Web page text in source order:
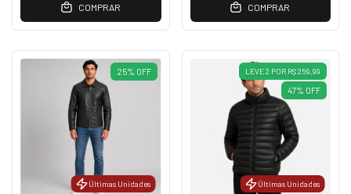
COMPRAR COMPRAR
Últimas Unidades
25% OFF
Últimas Unidades
LEVE 2 POR R$ 259,99
47% OFF